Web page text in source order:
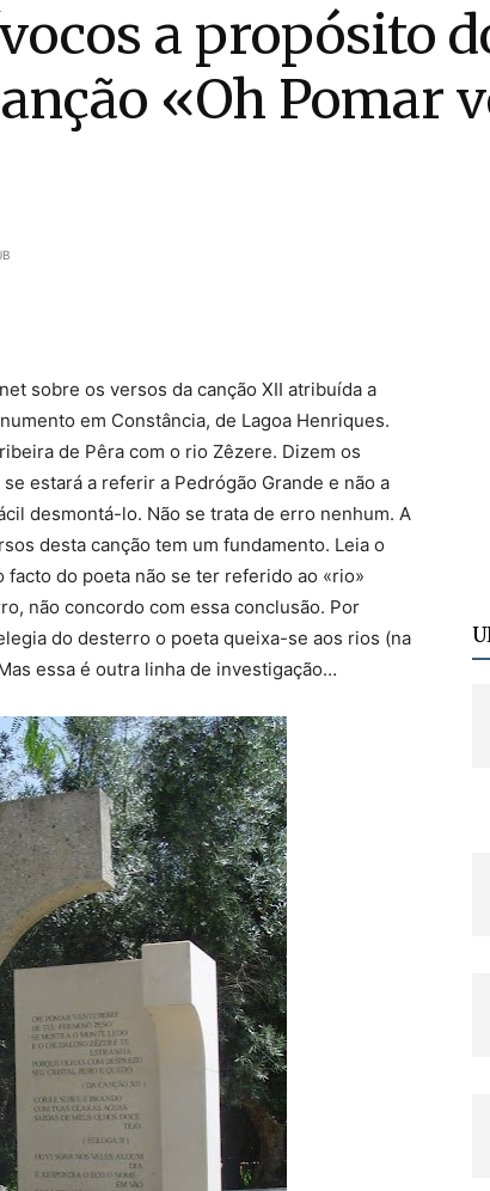
a propósito
«Oh Pomar
sobre os versos da canção XII atribuída a
em Constância, de Lagoa Henriques.
de Pêra com o rio Zêzere. Dizem os
estará a referir a Pedrógão Grande e não a
desmontá-lo. Não se trata de erro nenhum. A
desta canção tem um fundamento. Leia o
do poeta não se ter referido ao «rio»
não concordo com essa conclusão. Por
do desterro o poeta queixa-se aos rios (na
essa é outra linha de investigação…